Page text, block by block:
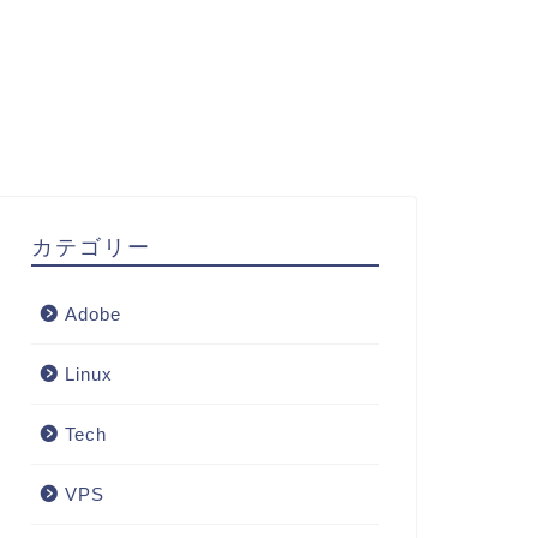
カテゴリー
Adobe
Linux
Tech
VPS